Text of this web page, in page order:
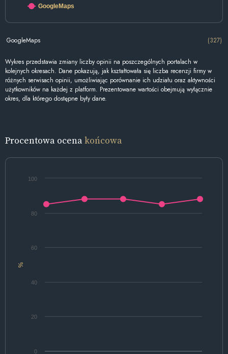
GoogleMaps
GoogleMaps (327)
Wykres przedstawia zmiany liczby opinii na poszczególnych portalach w
kolejnych okresach. Dane pokazują, jak kształtowała się liczba recenzji firmy w
różnych serwisach opinii, umożliwiając porównanie ich udziału oraz aktywności
użytkowników na każdej z platform. Prezentowane wartości obejmują wyłącznie
okres, dla którego dostępne były dane.
Procentowa ocenakońcowa
%
0
20
40
60
80
100